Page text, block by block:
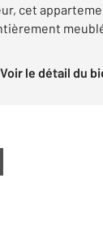
cet
meublé
Voir le détail du